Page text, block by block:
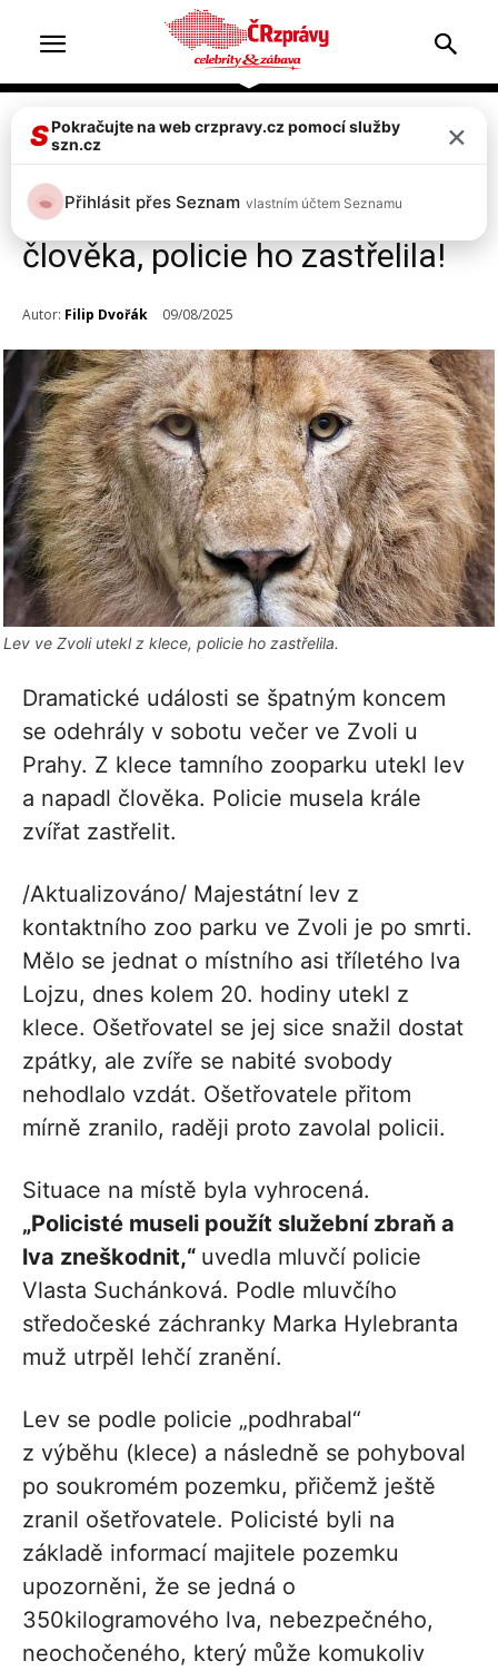
Zprávy
Drama ve Zvoli u Prahy! Z
klece tam utekl lev a napadl
člověka, policie ho zastřelila!
Autor: Filip Dvořák 09/08/2025
Lev ve Zvoli utekl z klece, policie ho zastřelila.
Dramatické události se špatným koncem
se odehrály v sobotu večer ve Zvoli u
Prahy. Z klece tamního zooparku utekl lev
a napadl člověka. Policie musela krále
zvířat zastřelit.
/Aktualizováno/ Majestátní lev z
kontaktního zoo parku ve Zvoli je po smrti.
Mělo se jednat o místního asi tříletého lva
Lojzu, dnes kolem 20. hodiny utekl z
klece. Ošetřovatel se jej sice snažil dostat
zpátky, ale zvíře se nabité svobody
nehodlalo vzdát. Ošetřovatele přitom
mírně zranilo, raději proto zavolal policii.
Situace na místě byla vyhrocená.
„Policisté museli použít služební zbraň a
lva zneškodnit,“ uvedla mluvčí policie
Vlasta Suchánková. Podle mluvčího
středočeské záchranky Marka Hylebranta
muž utrpěl lehčí zranění.
Lev se podle policie „podhrabal“
z výběhu (klece) a následně se pohyboval
po soukromém pozemku, přičemž ještě
zranil ošetřovatele. Policisté byli na
základě informací majitele pozemku
upozorněni, že se jedná o
350kilogramového lva, nebezpečného,
neochočeného, který může komukoliv
SPokračujte na web crzpravy.cz pomocí služby
szn.cz
×
Přihlásit přes Seznam vlastním účtem Seznamu